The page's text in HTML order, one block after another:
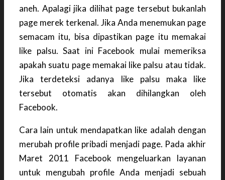
aneh. Apalagi jika dilihat page tersebut bukanlah
page merek terkenal. Jika Anda menemukan page
semacam itu, bisa dipastikan page itu memakai
like palsu. Saat ini Facebook mulai memeriksa
apakah suatu page memakai like palsu atau tidak.
Jika terdeteksi adanya like palsu maka like
tersebut otomatis akan dihilangkan oleh
Facebook.
Cara lain untuk mendapatkan like adalah dengan
merubah profile pribadi menjadi page. Pada akhir
Maret 2011 Facebook mengeluarkan layanan
untuk mengubah profile Anda menjadi sebuah